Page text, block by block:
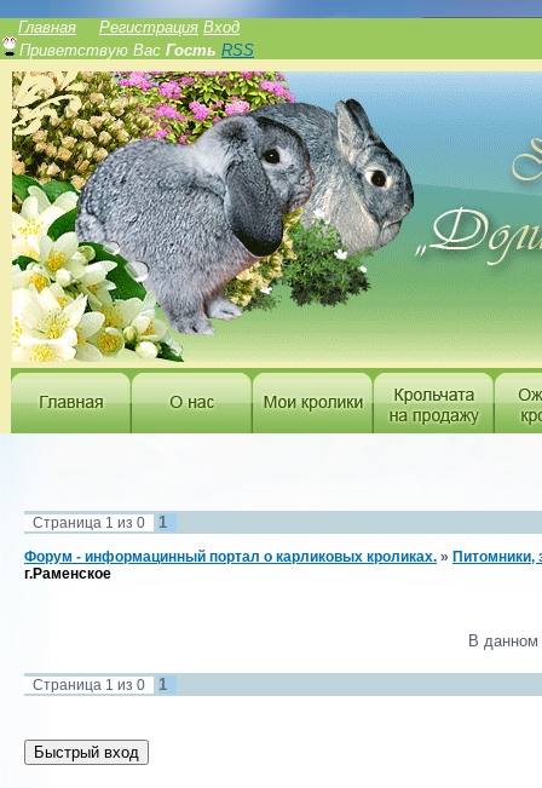
Главная
Регистрация Вход
Приветствую Вас Гость RSS
Страница 1 из 0 1
Форум - информацинный портал о карликовых кроликах. » Питомники,
г.Раменское
В
Страница 1 из 0 1